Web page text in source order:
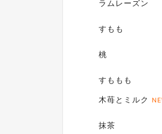
ラムレーズン
すもも
桃
すももも
木苺とミルク
抹茶